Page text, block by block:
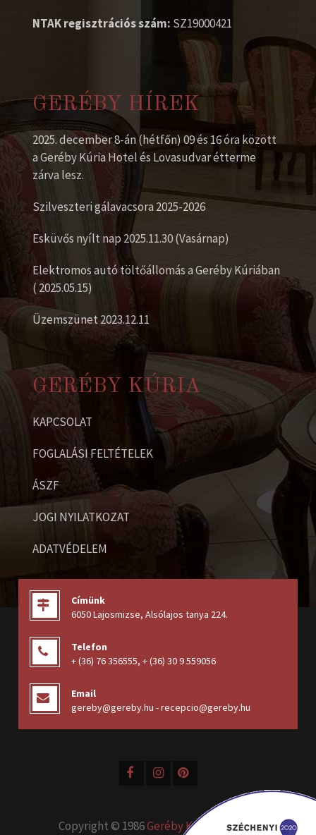
NTAK regisztrációs szám: SZ19000421
GERÉBY HÍREK
2025. december 8-án (hétfőn) 09 és 16 óra között
a Geréby Kúria Hotel és Lovasudvar étterme
zárva lesz.
Szilveszteri gálavacsora 2025-2026
Esküvős nyílt nap 2025.11.30 (Vasárnap)
Elektromos autó töltőállomás a Geréby Kúriában
( 2025.05.15)
Üzemszünet 2023.12.11
GERÉBY KÚRIA
KAPCSOLAT
FOGLALÁSI FELTÉTELEK
ÁSZF
JOGI NYILATKOZAT
ADATVÉDELEM
Címünk
6050 Lajosmizse, Alsólajos tanya 224.
Telefon
+ (36) 76 356555, + (36) 30 9 559056
Email
gereby@gereby.hu - recepcio@gereby.hu
Copyright © 1986Geréby Kúria Hotel és